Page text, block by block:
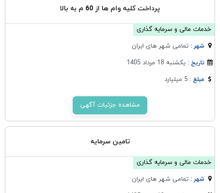
پرداخت کلیه وام ها از 60 م به بالا
خدمات مالی و سرمایه گذاری
شهر :تمامی شهر های ایران
تاریخ :یکشنبه 18 مرداد 1405
مبلغ :5 میلیارد
مشاهده جزئیات آگهی
تامین سرمایه
خدمات مالی و سرمایه گذاری
شهر :تمامی شهر های ایران